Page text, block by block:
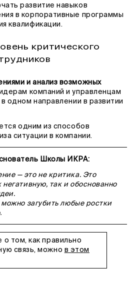
развитие навыков
в корпоративные программы
квалификации.
критического
и анализ возможных
компаний и управленцам
одном направлении в развитии
одним из способов
ситуации в компании.
Школы ИКРА:
— это не критика. Это
негативную, так и обоснованно
загубить любые ростки
о том, как правильно
связь, можно в этом